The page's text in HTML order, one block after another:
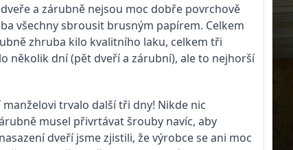
a zárubně nejsou moc dobře povrchově
všechny sbrousit brusným papírem. Celkem
zhruba kilo kvalitního laku, celkem tři
několik dní (pět dveří a zárubní), ale to nejhorší
trvalo další tři dny! Nikde nic
musel přivrtávat šrouby navíc, aby
dveří jsme zjistili, že výrobce se ani moc